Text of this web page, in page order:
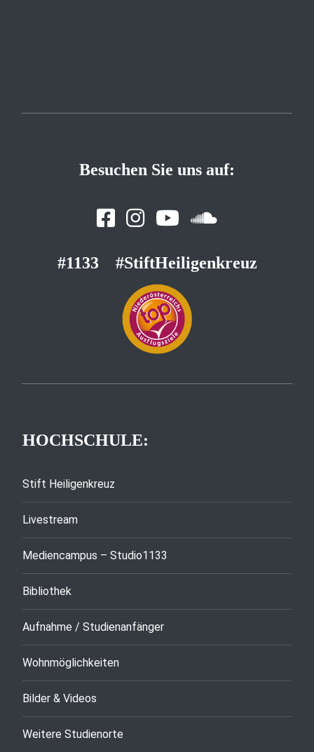
Besuchen Sie uns auf:
#1133 #StiftHeiligenkreuz
HOCHSCHULE:
Stift Heiligenkreuz
Livestream
Mediencampus – Studio1133
Bibliothek
Aufnahme / Studienanfänger
Wohnmöglichkeiten
Bilder & Videos
Weitere Studienorte